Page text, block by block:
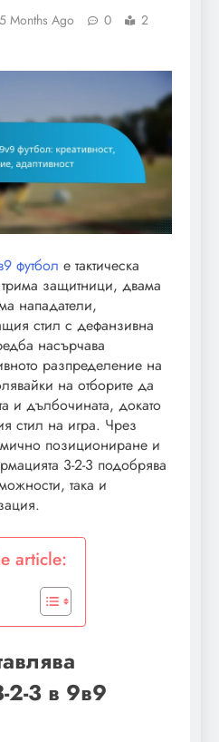
5 Months Ago 0
2
футбол е тактическа
защитници, двама
нападатели,
стил с дефанзивна
насърчава
разпределение на
на отборите да
и дълбочината, докато
стил на игра. Чрез
позициониране и
3-2-3 подобрява
така и
article:
2-3 в 9в9